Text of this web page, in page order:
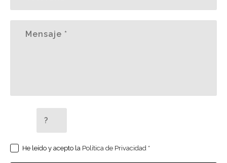
He leído y acepto la Política de Privacidad *